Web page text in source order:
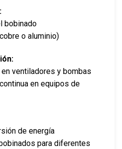
bobinado
o aluminio)
ventiladores y bombas
en equipos de
de energía
para diferentes